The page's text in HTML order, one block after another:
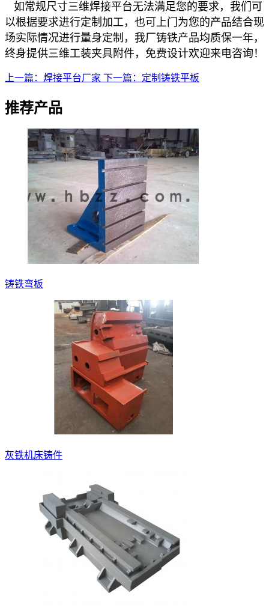
如常规尺寸三维焊接平台无法满足您的要求，我们可
以根据要求进行定制加工，也可上门为您的产品结合现
场实际情况进行量身定制，我厂铸铁产品均质保一年，
终身提供三维工装夹具附件，免费设计欢迎来电咨询！
上一篇：焊接平台厂家 下一篇：定制铸铁平板
推荐产品
铸铁弯板
灰铁机床铸件